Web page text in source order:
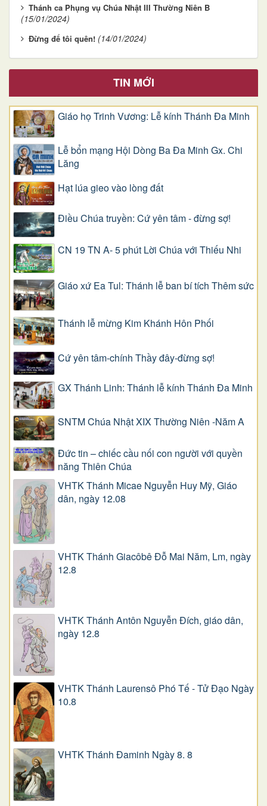
Thánh ca Phụng vụ Chúa Nhật III Thường Niên B
(15/01/2024)
Đừng để tôi quên! (14/01/2024)
TIN MỚI
Giáo họ Trinh Vương: Lễ kính Thánh Đa Minh
Lễ bổn mạng Hội Dòng Ba Đa Minh Gx. Chi
Lăng
Hạt lúa gieo vào lòng đất
Điều Chúa truyền: Cứ yên tâm - đừng sợ!
CN 19 TN A- 5 phút Lời Chúa với Thiếu Nhi
Giáo xứ Ea Tul: Thánh lễ ban bí tích Thêm sức
Thánh lễ mừng Kim Khánh Hôn Phối
Cứ yên tâm-chính Thầy đây-đừng sợ!
GX Thánh Linh: Thánh lễ kính Thánh Đa Minh
SNTM Chúa Nhật XIX Thường Niên -Năm A
Đức tin – chiếc cầu nối con người với quyền
năng Thiên Chúa
VHTK Thánh Micae Nguyễn Huy Mỹ, Giáo
dân, ngày 12.08
VHTK Thánh Giacôbê Ðỗ Mai Năm, Lm, ngày
12.8
VHTK Thánh Antôn Nguyễn Ðích, giáo dân,
ngày 12.8
VHTK Thánh Laurensô Phó Tế - Tử Đạo Ngày
10.8
VHTK Thánh Đaminh Ngày 8. 8